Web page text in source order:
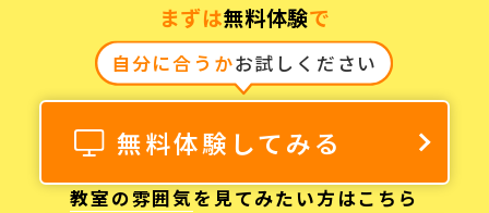
まずは無料体験で
自分に合うかお試しください
無料体験してみる
教室の雰囲気を見てみたい方はこちら